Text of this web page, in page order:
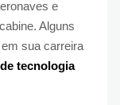
e
Alguns
sua carreira
tecnologia